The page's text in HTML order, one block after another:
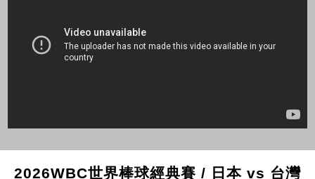
2026WBC世界棒球經典賽 / 日本 vs 台灣